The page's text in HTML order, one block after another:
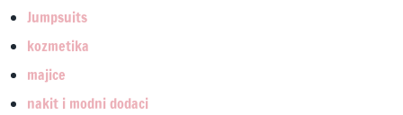
Jumpsuits
kozmetika
majice
nakit i modni dodaci